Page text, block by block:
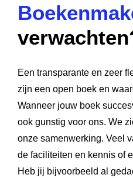
Een transparante en zeer
zijn een open boek en
Wanneer jouw boek
ook gunstig voor ons. We
onze samenwerking. Veel
de faciliteiten en kennis of
Heb jij bijvoorbeeld al